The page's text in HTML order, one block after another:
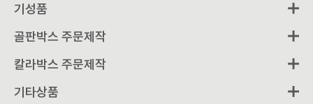
기성품
골판박스 주문제작
칼라박스 주문제작
기타상품